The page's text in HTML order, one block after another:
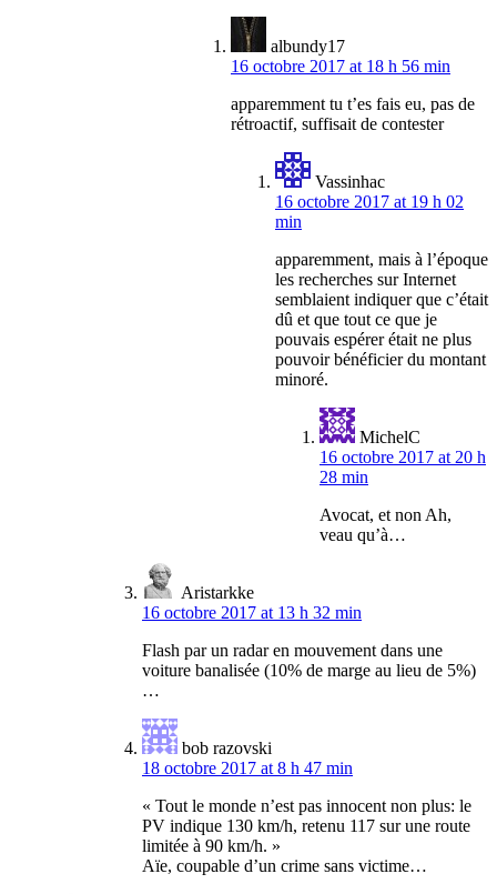
albundy17
16 octobre 2017 at 18 h 56 min
apparemment tu t’es fais eu, pas de
rétroactif, suffisait de contester
Vassinhac
16 octobre 2017 at 19 h 02
min
apparemment, mais à l’époque
les recherches sur Internet
semblaient indiquer que c’était
dû et que tout ce que je
pouvais espérer était ne plus
pouvoir bénéficier du montant
minoré.
MichelC
16 octobre 2017 at 20 h
28 min
Avocat, et non Ah,
veau qu’à…
Aristarkke
16 octobre 2017 at 13 h 32 min
Flash par un radar en mouvement dans une
voiture banalisée (10% de marge au lieu de 5%)
…
bob razovski
18 octobre 2017 at 8 h 47 min
« Tout le monde n’est pas innocent non plus: le
PV indique 130 km/h, retenu 117 sur une route
limitée à 90 km/h. »
Aïe, coupable d’un crime sans victime…